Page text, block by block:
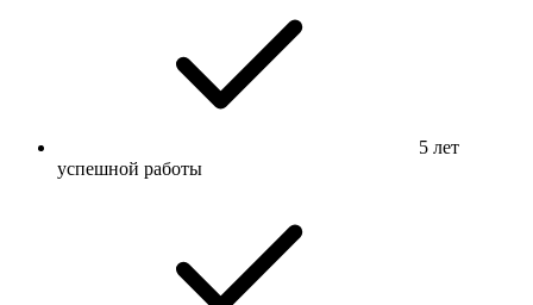
5 лет
успешной работы